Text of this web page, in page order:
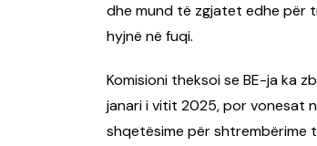
dhe mund të zgjatet edhe për
hyjnë në fuqi.
Komisioni theksoi se BE-ja ka
janari i vitit 2025, por vonesat
shqetësime për shtrembërime